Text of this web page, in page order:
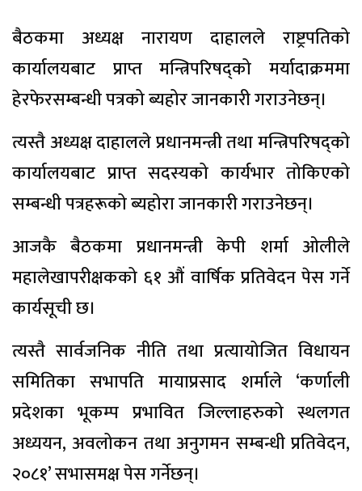
बैठकमा अध्यक्ष नारायण दाहालले राष्ट्रपतिको
कार्यालयबाट प्राप्त मन्त्रिपरिषद्को मर्यादाक्रममा
हेरफेरसम्बन्धी पत्रको ब्यहोर जानकारी गराउनेछन्।
त्यस्तै अध्यक्ष दाहालले प्रधानमन्त्री तथा मन्त्रिपरिषद्को
कार्यालयबाट प्राप्त सदस्यको कार्यभार तोकिएको
सम्बन्धी पत्रहरूको ब्यहोरा जानकारी गराउनेछन्।
आजकै बैठकमा प्रधानमन्त्री केपी शर्मा ओलीले
महालेखापरीक्षकको ६१ औं वार्षिक प्रतिवेदन पेस गर्ने
कार्यसूची छ।
त्यस्तै सार्वजनिक नीति तथा प्रत्यायोजित विधायन
समितिका सभापति मायाप्रसाद शर्माले ‘कर्णाली
प्रदेशका भूकम्प प्रभावित जिल्लाहरुको स्थलगत
अध्ययन, अवलोकन तथा अनुगमन सम्बन्धी प्रतिवेदन,
२०८१’ सभासमक्ष पेस गर्नेछन्।